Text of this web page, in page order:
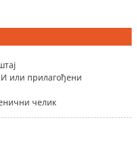
или прилагођени
челик